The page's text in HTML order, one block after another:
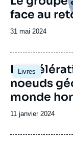
face au
Date
publication
31 mai 2024
Livres
Image
principale
noeuds
monde
Date
publication
11 janvier 2024